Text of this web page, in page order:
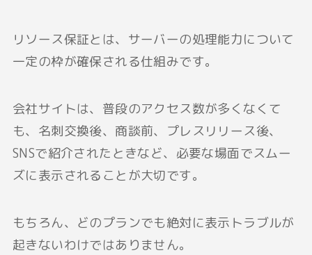
リソース保証とは、サーバーの処理能力について
一定の枠が確保される仕組みです。
会社サイトは、普段のアクセス数が多くなくて
も、名刺交換後、商談前、プレスリリース後、
SNSで紹介されたときなど、必要な場面でスムー
ズに表示されることが大切です。
もちろん、どのプランでも絶対に表示トラブルが
起きないわけではありません。